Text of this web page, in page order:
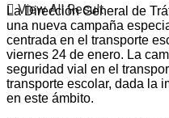
View All Result
La Dirección General de
una nueva campaña
centrada en el transporte
viernes 24 de enero. La
seguridad vial en el
transporte escolar, dada la
en este ámbito.